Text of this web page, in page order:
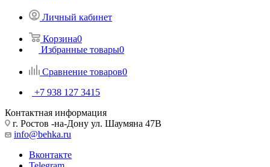
Личный кабинет
Корзина0
Избранные товары0
Сравнение товаров0
+7 938 127 3415
Контактная информация
г. Ростов -на-Дону ул. Шаумяна 47В
info@behka.ru
Вконтакте